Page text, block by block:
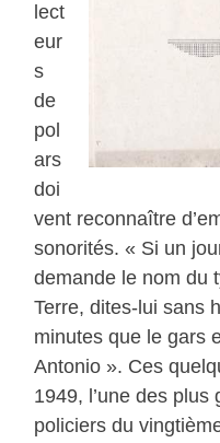
lect
eur
s
de
pol
ars
doi
vent reconnaître
sonorités. « Si un
demande le nom du
Terre, dites-lui sans
minutes que le gars
Antonio ». Ces
1949, l’une des
policiers du